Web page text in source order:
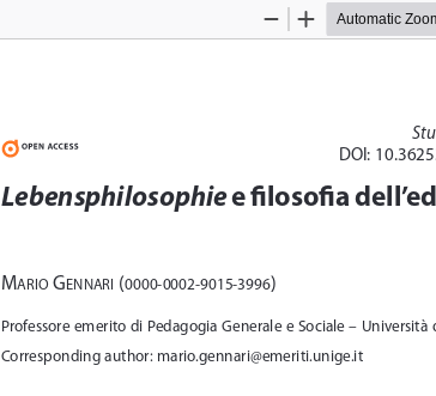
Zoom
Zoom
DOI:
Lebensphilosophie e filosofia
Mario gennari (0000-0002-9015-3996)
Professore emerito di Pedagogia Generale e Sociale –
Corresponding author: mario.gennari@emeriti.unige.it